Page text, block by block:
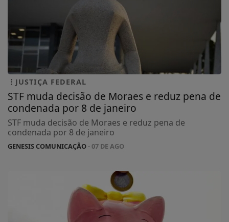
JUSTIÇA FEDERAL
STF muda decisão de Moraes e reduz pena de
condenada por 8 de janeiro
STF muda decisão de Moraes e reduz pena de
condenada por 8 de janeiro
GENESIS COMUNICAÇÃO- 07 DE AGO